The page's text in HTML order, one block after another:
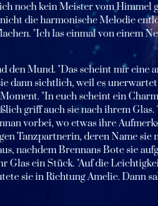
noch kein Meister vom Himmel
die harmonische Melodie
"Ich las einmal von einem
den Mund. "Das scheint mir eine
dann sichtlich, weil es
"In euch scheint ein
griff auch sie nach ihrem Glas.
vorbei, wo etwas ihre
Tanzpartnerin, deren Name sie
nachdem Brennans Bote sie
Glas ein Stück. "Auf die
sie in Richtung Amelie. Dann